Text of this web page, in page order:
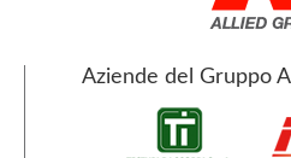
Aziende del Gruppo